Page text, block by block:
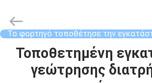
ΣΠΊΤΙ
γεώτρησης
τρυπανιών
supplier.
Copyright
Το φορτηγό τοποθέτησε την
τρυπανιών
Τοποθετημένη
γεώτρησης